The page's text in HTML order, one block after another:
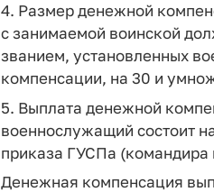
4. Размер денежной
с занимаемой воинской
званием, установленных
компенсации, на 30 и
5. Выплата денежной
военнослужащий состоит
приказа ГУСПа (командира
Денежная компенсация